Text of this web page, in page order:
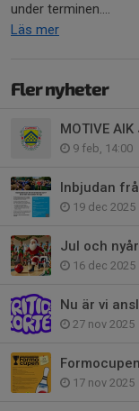
under terminen....
Läs mer
Fler nyheter
MOTIVE
9 feb, 14:00
Inbjudan
19 dec 2025
Jul och nyår
16 dec 2025
Nu är vi
27 nov 2025
17 nov 2025